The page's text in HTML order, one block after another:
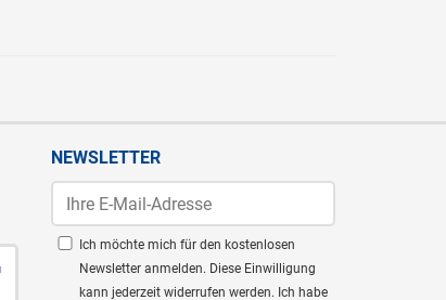
NEWSLETTER
Ich möchte mich für den kostenlosen
Newsletter anmelden. Diese Einwilligung
kann jederzeit widerrufen werden. Ich habe